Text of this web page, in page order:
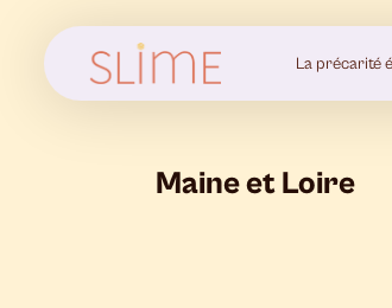
La précarité
Maine et Loire